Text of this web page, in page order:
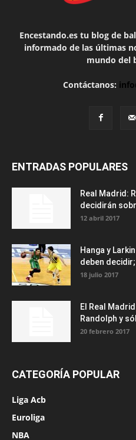
Encestando.es tu blog de
informado de las últimas
mundo del
Contáctanos:
ENTRADAS POPULARES
Real Madrid:
decidirán
12 abril 2017
Hanga y
deben
18 julio 2017
El Real
Randolph y
20 febrero 2017
CATEGORÍA POPULAR
Liga Acb
Euroliga
NBA